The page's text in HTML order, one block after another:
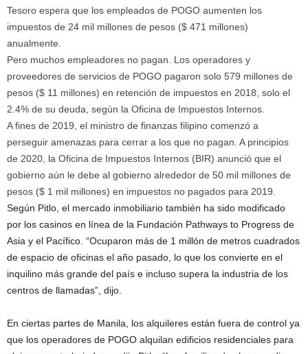
Tesoro espera que los empleados de POGO aumenten los
impuestos de 24 mil millones de pesos ($ 471 millones)
anualmente.
Pero muchos empleadores no pagan. Los operadores y
proveedores de servicios de POGO pagaron solo 579 millones de
pesos ($ 11 millones) en retención de impuestos en 2018, solo el
2.4% de su deuda, según la Oficina de Impuestos Internos.
A fines de 2019, el ministro de finanzas filipino comenzó a
perseguir amenazas para cerrar a los que no pagan. A principios
de 2020, la Oficina de Impuestos Internos (BIR) anunció que el
gobierno aún le debe al gobierno alrededor de 50 mil millones de
pesos ($ 1 mil millones) en impuestos no pagados para 2019.
Según Pitlo, el mercado inmobiliario también ha sido modificado
por los casinos en línea de la Fundación Pathways to Progress de
Asia y el Pacífico. “Ocuparon más de 1 millón de metros cuadrados
de espacio de oficinas el año pasado, lo que los convierte en el
inquilino más grande del país e incluso supera la industria de los
centros de llamadas”, dijo.
En ciertas partes de Manila, los alquileres están fuera de control ya
que los operadores de POGO alquilan edificios residenciales para